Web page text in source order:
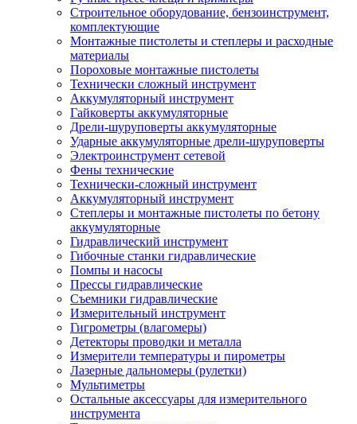
Строительное оборудование, бензоинструмент,
комплектующие
Монтажные пистолеты и степлеры и расходные
материалы
Пороховые монтажные пистолеты
Технически сложный инструмент
Аккумуляторный инструмент
Гайковерты аккумуляторные
Дрели-шуруповерты аккумуляторные
Ударные аккумуляторные дрели-шуруповерты
Электроинструмент сетевой
Фены технические
Технически-сложный инструмент
Аккумуляторный инструмент
Степлеры и монтажные пистолеты по бетону
аккумуляторные
Гидравлический инструмент
Гибочные станки гидравлические
Помпы и насосы
Прессы гидравлические
Съемники гидравлические
Измерительный инструмент
Гигрометры (влагомеры)
Детекторы проводки и металла
Измерители температуры и пирометры
Лазерные дальномеры (рулетки)
Мультиметры
Остальные аксессуары для измерительного
инструмента